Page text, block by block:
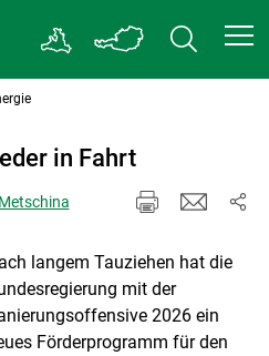
in Fahrt
langem Tauziehen hat die
mit der
2026 ein
Förderprogramm für den